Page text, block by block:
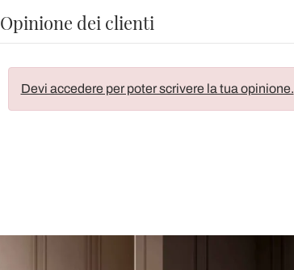
Opinione dei clienti
Devi accedere per poter scrivere la tua opinione.